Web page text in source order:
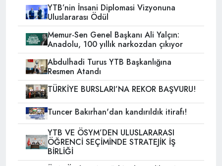
YTB’nin İnsani Diplomasi Vizyonuna
Uluslararası Ödül
Memur-Sen Genel Başkanı Ali Yalçın:
Anadolu, 100 yıllık narkozdan çıkıyor
Abdulhadi Turus YTB Başkanlığına
Resmen Atandı
TÜRKİYE BURSLARI’NA REKOR BAŞVURU!
Tuncer Bakırhan'dan kandırıldık itirafı!
YTB VE ÖSYM’DEN ULUSLARARASI
ÖĞRENCİ SEÇİMİNDE STRATEJİK İŞ
BİRLİĞİ